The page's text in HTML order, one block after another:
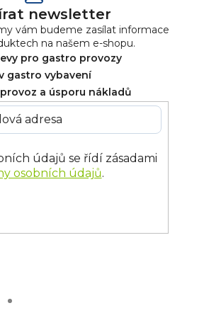
newsletter
vám budeme zasílat informace
na našem e-shopu.
pro gastro provozy
gastro vybavení
a úsporu nákladů
údajů se řídí zásadami
osobních údajů.